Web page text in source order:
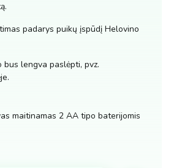
padarys puikų įspūdį Helovino
lengva paslėpti, pvz.
maitinamas 2 AA tipo baterijomis